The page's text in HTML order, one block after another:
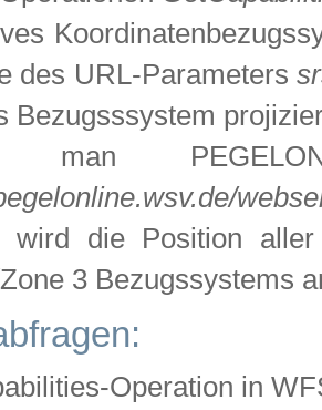
des URL-Parameters
Bezugsssystem
man
wird die Position
3 Bezugssystems
Operation in